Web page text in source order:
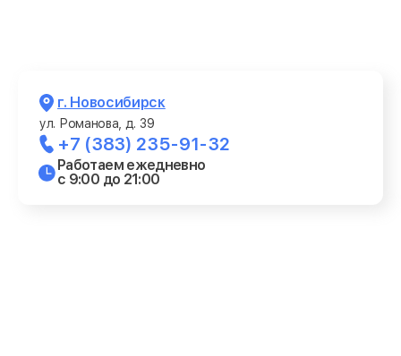
г. Новосибирск
ул. Романова, д. 39
+7 (383) 235-91-32
Работаем ежедневно
с 9:00 до 21:00